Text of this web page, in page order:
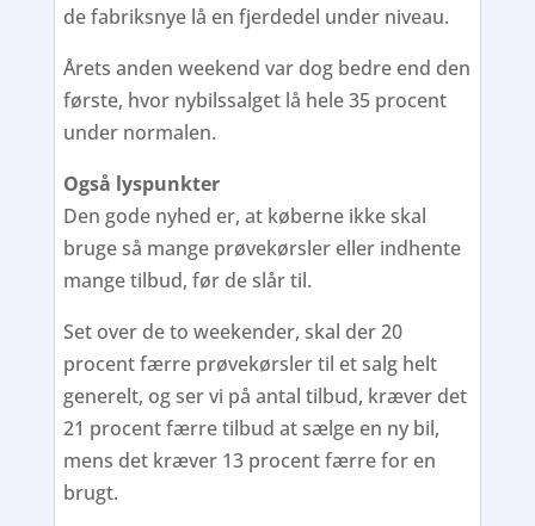
de fabriksnye lå en fjerdedel under niveau.
Årets anden weekend var dog bedre end den
første, hvor nybilssalget lå hele 35 procent
under normalen.
Også lyspunkter
Den gode nyhed er, at køberne ikke skal
bruge så mange prøvekørsler eller indhente
mange tilbud, før de slår til.
Set over de to weekender, skal der 20
procent færre prøvekørsler til et salg helt
generelt, og ser vi på antal tilbud, kræver det
21 procent færre tilbud at sælge en ny bil,
mens det kræver 13 procent færre for en
brugt.